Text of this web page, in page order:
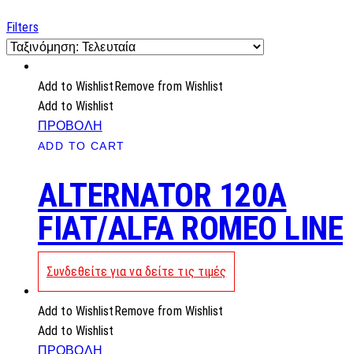
Filters
Add to Wishlist Remove from Wishlist
Add to Wishlist
ΠΡΟΒΟΛΗ
ADD TO CART
ALTERNATOR 120A
FIAT/ALFA ROMEO LINE
Συνδεθείτε για να δείτε τις τιμές
Add to Wishlist Remove from Wishlist
Add to Wishlist
ΠΡΟΒΟΛΗ